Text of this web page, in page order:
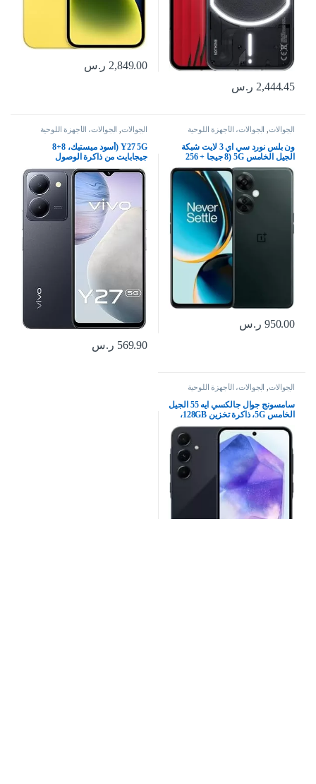
2,444.45 ر.س
2,849.00 ر.س
الجوالات الجوالات، الأجهزة اللوحية
وإكسسواراتها
ون بلس نورد سي اي 3 لايت شبكة
الجيل الخامس 5G (8 جيجا + 256
جيجا، رمادي كروماتيك)، بشريحتين
950.00 ر.س
الجوالات الجوالات، الأجهزة اللوحية
وإكسسواراتها
Y27 5G (أسود ميستيك، 8+8
جيجابايت من ذاكرة الوصول
العشوائي، 256 جيجابايت) FHD+
شاشة مثقوبة | كاميرا رئيسية بورتريه
بدقة 50 ميجابكسل | سيلفي 8
ميجابكسل | شاحن فلاش بقوة 44
وات، 5000 مللي أمبير | نفك
569.90 ر.س
الجوالات الجوالات، الأجهزة اللوحية
وإكسسواراتها
سامسونج جوال جالكسي ايه 55 الجيل
الخامس 5G، ذاكرة تخزين 128GB،
ذاكرة RAM 8GB، هاتف ذكي بنظام
اندرويد، كحلي رائع (اصدار المملكة
العربية السعودية)